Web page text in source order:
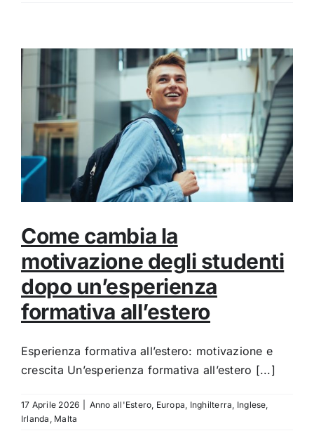
Come cambia la
motivazione degli studenti
dopo un’esperienza
formativa all’estero
Esperienza formativa all’estero: motivazione e
crescita Un’esperienza formativa all’estero [...]
17 Aprile 2026 Anno all'Estero Europa Inghilterra Inglese
Irlanda Malta